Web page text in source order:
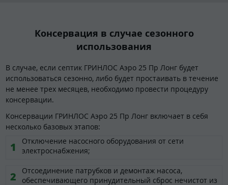
Консервация в случае сезонного
использования
В случае, если септик ГРИНЛОС Аэро 25 Пр Лонг будет
использоваться сезонно, либо будет простаивать в течение
не менее трех месяцев, необходимо провести процедуру
консервации.
Консервации ГРИНЛОС Аэро 25 Пр Лонг включает в себя
несколько базовых этапов:
Отключение насосного оборудования от сети
электроснабжения;
Отсоединение патрубков и демонтаж насоса,
обеспечивающего принудительный сброс нечистот из